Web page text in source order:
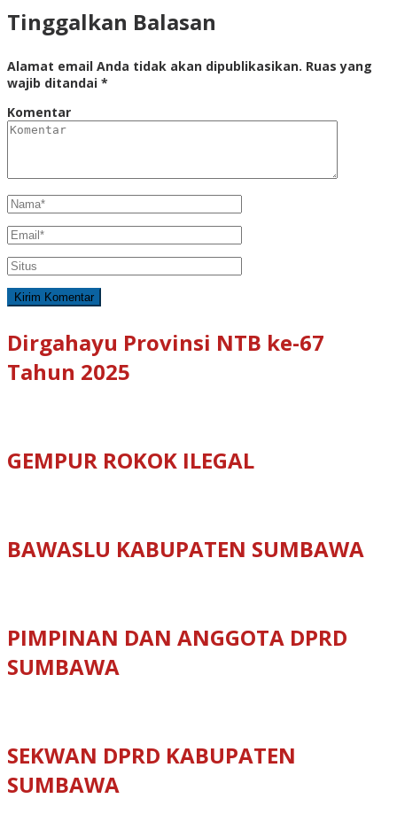
Tinggalkan Balasan
Alamat email Anda tidak akan dipublikasikan. Ruas yang
wajib ditandai *
Komentar
Dirgahayu Provinsi NTB ke-67
Tahun 2025
GEMPUR ROKOK ILEGAL
BAWASLU KABUPATEN SUMBAWA
PIMPINAN DAN ANGGOTA DPRD
SUMBAWA
SEKWAN DPRD KABUPATEN
SUMBAWA